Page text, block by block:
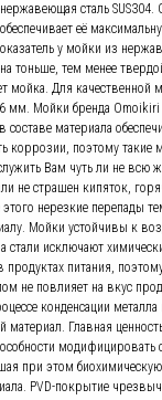
сталь SUS304.
её
у мойки из
тоньше, тем менее
мойка. Для качественной
мм. Мойки бренда Omoikiri
составе материала
коррозии, поэтому такие
Вам чуть ли не всю
не страшен кипяток,
нерезкие перепады
Мойки устойчивы к
стали исключают
питания,
не повлияет на вкус
конденсации
Главная
модифицировать
при этом
PVD-покрытие